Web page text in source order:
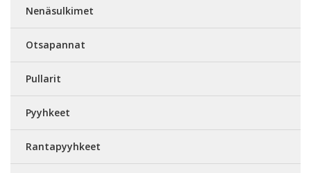
Nenäsulkimet
Otsapannat
Pullarit
Pyyhkeet
Rantapyyhkeet